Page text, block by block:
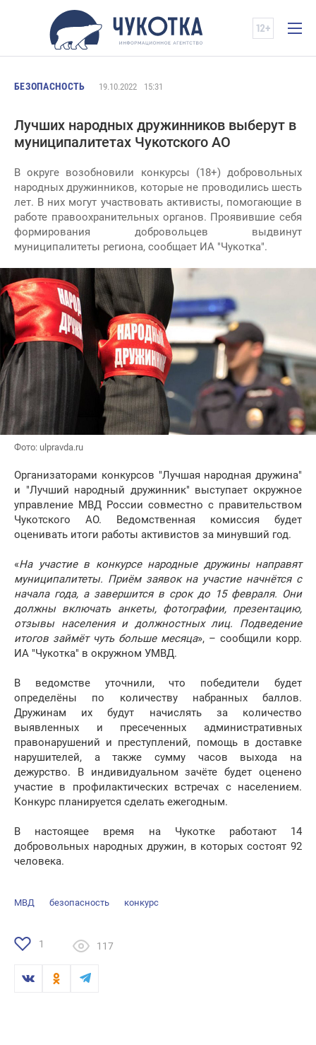
БЕЗОПАСНОСТЬ 19.10.2022 15:31
Лучших народных дружинников выберут в
муниципалитетах Чукотского АО
В округе возобновили конкурсы (18+) добровольных
народных дружинников, которые не проводились шесть
лет. В них могут участвовать активисты, помогающие в
работе правоохранительных органов. Проявившие себя
формирования добровольцев выдвинут
муниципалитеты региона, сообщает ИА "Чукотка".
Фото: ulpravda.ru
Организаторами конкурсов "Лучшая народная дружина"
и "Лучший народный дружинник" выступает окружное
управление МВД России совместно с правительством
Чукотского АО. Ведомственная комиссия будет
оценивать итоги работы активистов за минувший год.
«На участие в конкурсе народные дружины направят
муниципалитеты. Приём заявок на участие начнётся с
начала года, а завершится в срок до 15 февраля. Они
должны включать анкеты, фотографии, презентацию,
отзывы населения и должностных лиц. Подведение
итогов займёт чуть больше месяца», – сообщили корр.
ИА "Чукотка" в окружном УМВД.
В ведомстве уточнили, что победители будет
определёны по количеству набранных баллов.
Дружинам их будут начислять за количество
выявленных и пресеченных административных
правонарушений и преступлений, помощь в доставке
нарушителей, а также сумму часов выхода на
дежурство. В индивидуальном зачёте будет оценено
участие в профилактических встречах с населением.
Конкурс планируется сделать ежегодным.
В настоящее время на Чукотке работают 14
добровольных народных дружин, в которых состоят 92
человека.
МВД безопасность конкурс
1 117